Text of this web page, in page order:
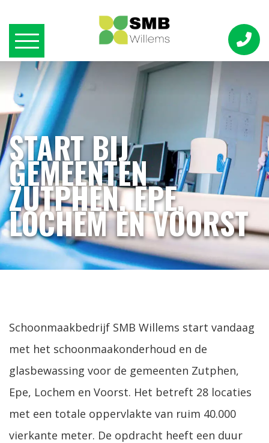
START BIJ
GEMEENTEN
ZUTPHEN, EPE,
LOCHEM EN VOORST
Schoonmaakbedrijf SMB Willems start vandaag
met het schoonmaakonderhoud en de
glasbewassing voor de gemeenten Zutphen,
Epe, Lochem en Voorst. Het betreft 28 locaties
met een totale oppervlakte van ruim 40.000
vierkante meter. De opdracht heeft een duur